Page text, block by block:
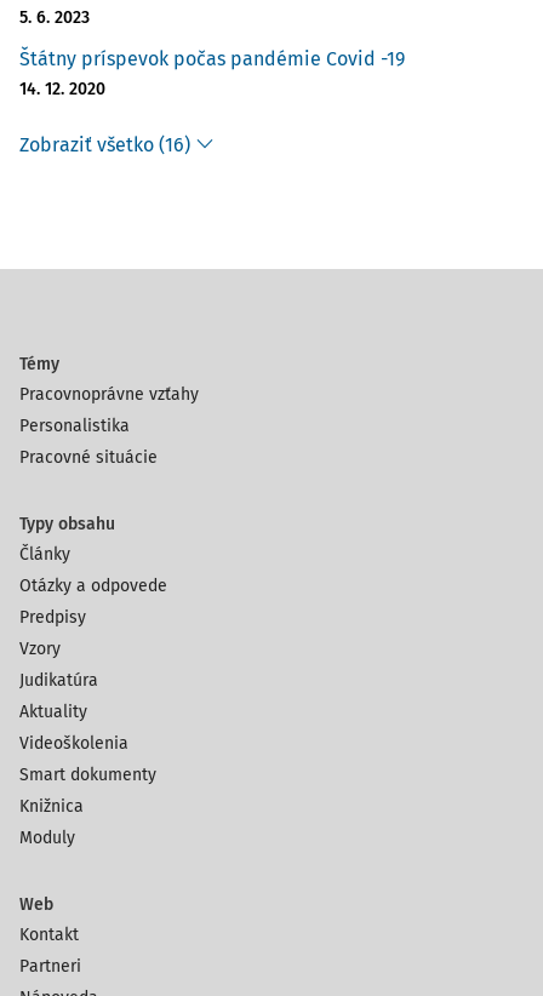
5. 6. 2023
Štátny príspevok počas pandémie Covid -19
14. 12. 2020
Zobraziť všetko (16)
Témy
Pracovnoprávne vzťahy
Personalistika
Pracovné situácie
Typy obsahu
Články
Otázky a odpovede
Predpisy
Vzory
Judikatúra
Aktuality
Videoškolenia
Smart dokumenty
Knižnica
Moduly
Web
Kontakt
Partneri